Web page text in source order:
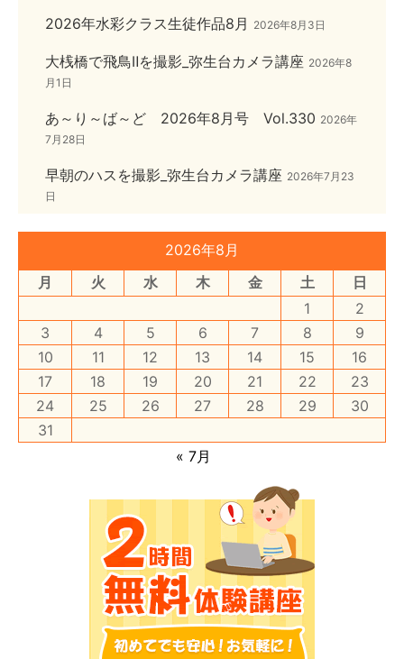
2026年水彩クラス生徒作品8月 2026年8月3日
大桟橋で飛鳥Ⅱを撮影_弥生台カメラ講座 2026年8
月1日
あ～り～ば～ど 2026年8月号 Vol.330 2026年
7月28日
早朝のハスを撮影_弥生台カメラ講座 2026年7月23
日
2026年8月
月
火 水 木 金 土
日
1
2
3
4 5 6 7 8
9
10
11 12 13 14 15
16
17
18 19 20 21 22
23
24
25 26 27 28 29
30
31
« 7月